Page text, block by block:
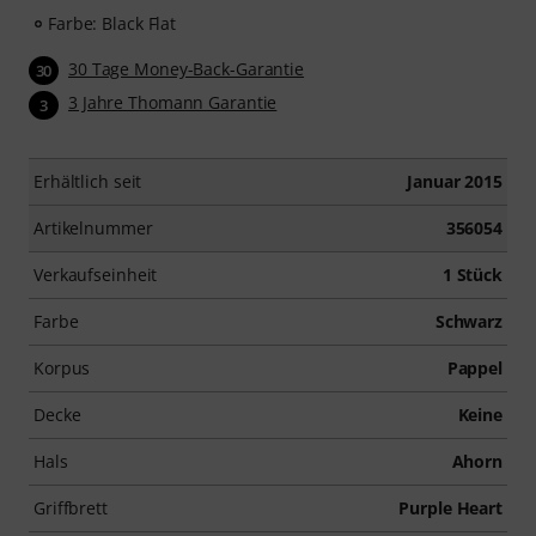
Farbe: Black Flat
30 30 Tage Money-Back-Garantie
3 3 Jahre Thomann Garantie
Erhältlich seit Januar 2015
Artikelnummer 356054
Verkaufseinheit 1 Stück
Farbe Schwarz
Korpus Pappel
Decke Keine
Hals Ahorn
Griffbrett Purple Heart